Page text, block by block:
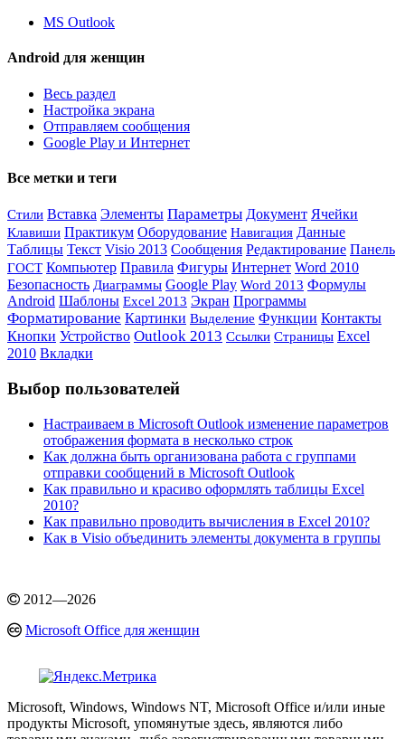
MS Outlook
Android для женщин
Весь раздел
Настройка экрана
Отправляем сообщения
Google Play и Интернет
Все метки и теги
Стили Вставка Элементы Параметры Документ Ячейки
Клавиши Практикум Оборудование Навигация Данные
Таблицы Текст Visio 2013 Сообщения Редактирование Панель
ГОСТ Компьютер Правила Фигуры Интернет Word 2010
Безопасность Диаграммы Google Play Word 2013 Формулы
Android Шаблоны Excel 2013 Экран Программы
Форматирование Картинки Выделение Функции Контакты
Кнопки Устройство Outlook 2013 Ссылки Страницы Excel
2010 Вкладки
Выбор пользователей
Настраиваем в Microsoft Outlook изменение параметров
отображения формата в несколько строк
Как должна быть организована работа с группами
отправки сообщений в Microsoft Outlook
Как правильно и красиво оформлять таблицы Excel
2010?
Как правильно проводить вычисления в Excel 2010?
Как в Visio объединить элементы документа в группы
2012—2026
Microsoft Office для женщин
Microsoft, Windows, Windows NT, Microsoft Office и/или иные
продукты Microsoft, упомянутые здесь, являются либо